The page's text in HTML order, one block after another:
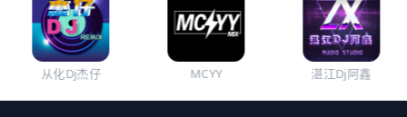
从化Dj杰仔 MCYY 湛江Dj阿鑫